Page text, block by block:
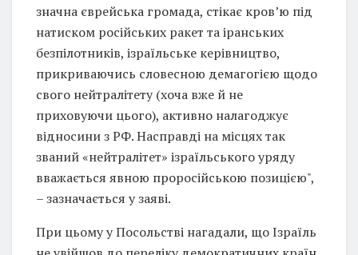
значна єврейська громада, стікає кров’ю під
натиском російських ракет та іранських
безпілотників, ізраїльське керівництво,
прикриваючись словесною демагогією щодо
свого нейтралітету (хоча вже й не
приховуючи цього), активно налагоджує
відносини з РФ. Насправді на місцях так
званий «нейтралітет» ізраїльського уряду
вважається явною проросійською позицією",
– зазначається у заяві.
При цьому у Посольстві нагадали, що Ізраїль